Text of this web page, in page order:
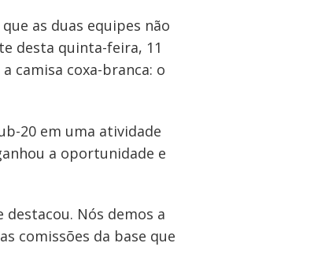
as duas equipes não
desta quinta-feira, 11
camisa coxa-branca: o
20 em uma atividade
a oportunidade e
Nós demos a
comissões da base que